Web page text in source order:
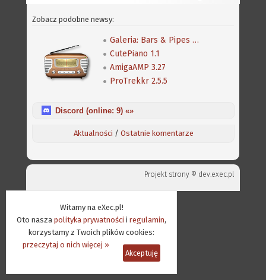
Witamy na eXec.pl!
Oto nasza polityka prywatności i regulamin,
korzystamy z Twoich plików cookies:
przeczytaj o nich więcej »
Akceptuję
Zobacz podobne newsy:
Galeria: Bars & Pipes Professional
CutePiano 1.1
AmigaAMP 3.27
ProTrekkr 2.5.5
Discord (online: 9) «»
Aktualności / Ostatnie komentarze
Projekt strony © dev.exec.pl